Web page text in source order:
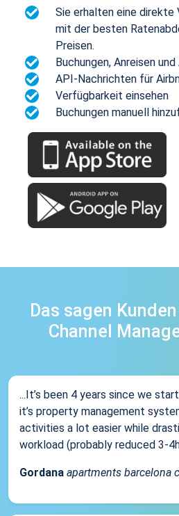
Sie erhalten eine direkte
mit der besten
Preisen.
Buchungen, Anreisen
API-Nachrichten für
Verfügbarkeit einsehen
Buchungen manuell
Das sagen
Channel
...It’s been 4 years since we
it’s property management
activities a lot easier while
workload (probably reduced 3-
Gordana apartments barcelona